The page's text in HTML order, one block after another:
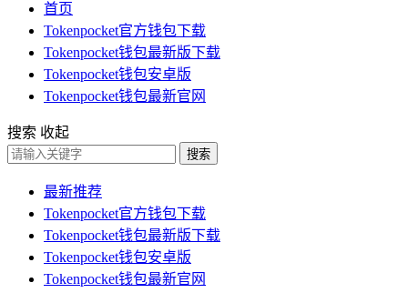
首页
Tokenpocket官方钱包下载
Tokenpocket钱包最新版下载
Tokenpocket钱包安卓版
Tokenpocket钱包最新官网
搜索 收起
搜索
最新推荐
Tokenpocket官方钱包下载
Tokenpocket钱包最新版下载
Tokenpocket钱包安卓版
Tokenpocket钱包最新官网